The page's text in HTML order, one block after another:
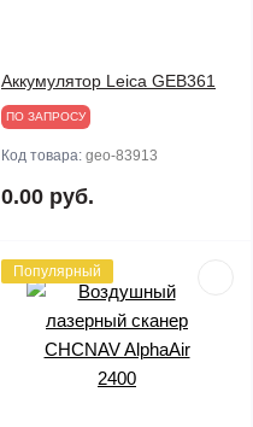
Аккумулятор Leica GEB361
ПО ЗАПРОСУ
Код товара: geo-83913
0.00 руб.
Популярный